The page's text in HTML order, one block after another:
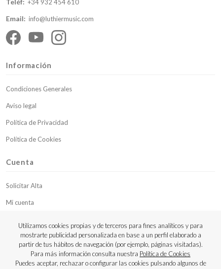
+34 932 454 610
Email: info@luthiermusic.com
Información
Condiciones Generales
Aviso legal
Política de Privacidad
Política de Cookies
Cuenta
Solicitar Alta
Mi cuenta
Contacto
Copyright © 2023 Luthier Strings
Utilizamos cookies propias y de terceros para fines analíticos y para
mostrarte publicidad personalizada en base a un perfil elaborado a
partir de tus hábitos de navegación (por ejemplo, páginas visitadas).
Para más información consulta nuestra Política de Cookies
Puedes aceptar, rechazar o configurar las cookies pulsando algunos de